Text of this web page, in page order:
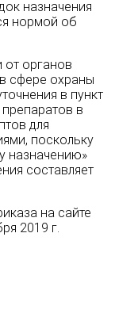
назначения
нормой об
органов
сфере охраны
в пункт
‎в
для
поскольку
назначению»
составляет
на сайте
2019 г.